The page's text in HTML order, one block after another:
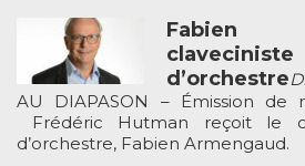
Fabien
d’orchestre
AU DIAPASON – Émission de
Frédéric Hutman reçoit le
d’orchestre, Fabien Armengaud.